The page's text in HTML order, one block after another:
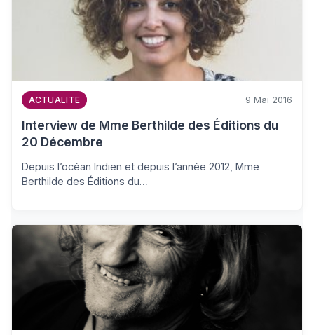
ACTUALITE 9 Mai 2016
Interview de Mme Berthilde des Éditions du
20 Décembre
Depuis l’océan Indien et depuis l’année 2012, Mme
Berthilde des Éditions du…